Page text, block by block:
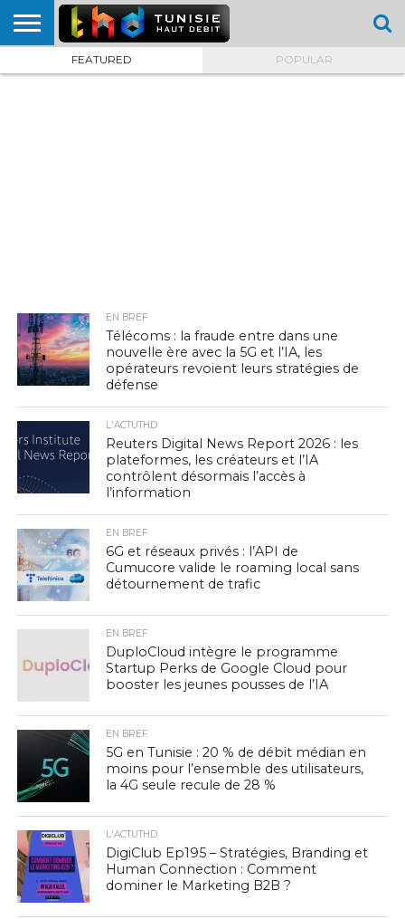
HOME
L’ACTUTHD
EN
PODCASTS
TEST
COMPARATIF
CARTE DE
CONTACT
FEATURED POPULAR
EN BREF
Télécoms : la fraude entre dans une
nouvelle ère avec la 5G et l’IA, les
opérateurs revoient leurs stratégies de
défense
L'ACTUTHD
Reuters Digital News Report 2026 : les
plateformes, les créateurs et l’IA
contrôlent désormais l’accès à
l’information
EN BREF
6G et réseaux privés : l’API de
Cumucore valide le roaming local sans
détournement de trafic
EN BREF
DuploCloud intègre le programme
Startup Perks de Google Cloud pour
booster les jeunes pousses de l’IA
EN BREF
5G en Tunisie : 20 % de débit médian en
moins pour l’ensemble des utilisateurs,
la 4G seule recule de 28 %
L'ACTUTHD
DigiClub Ep195 – Stratégies, Branding et
Human Connection : Comment
dominer le Marketing B2B ?